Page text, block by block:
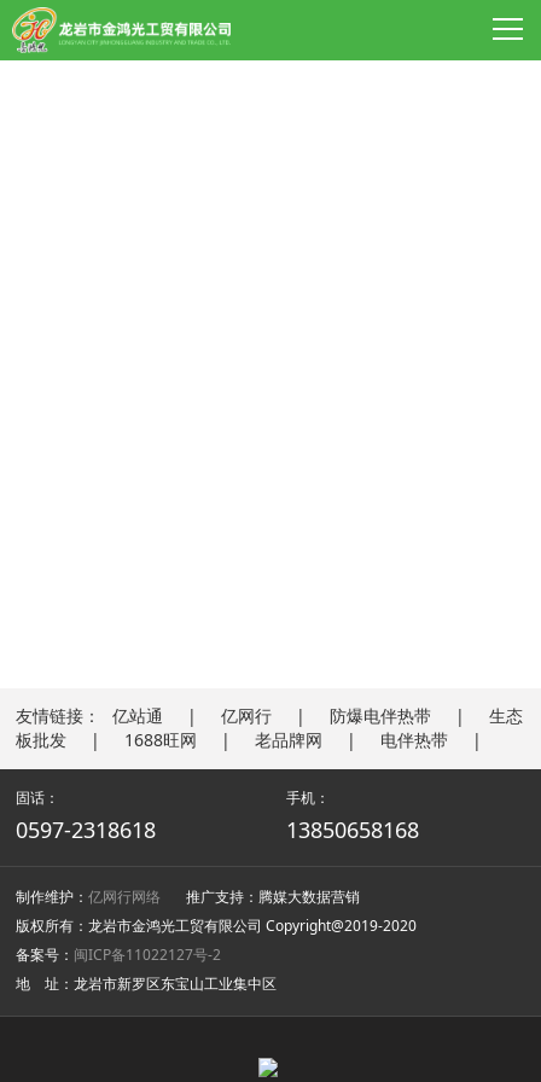
友情链接： 亿站通 亿网行 防爆电伴热带
生态
板批发
1688旺网 老品牌网 电伴热带
固话：
0597-2318618
手机：
13850658168
制作维护：亿网行网络 推广支持：腾媒大数据营销
版权所有：龙岩市金鸿光工贸有限公司 Copyright@2019-2020
备案号： 闽ICP备11022127号-2
地 址：龙岩市新罗区东宝山工业集中区